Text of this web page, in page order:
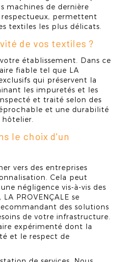
machines de dernière
respectueux, permettent
textiles les plus délicats.
de vos textiles ?
établissement. Dans ce
fiable tel que LA
qui préservent la
les impuretés et les
et traité selon des
et une durabilité
le choix d'un
vers des entreprises
Cela peut
négligence vis-à-vis des
PROVENÇALE se
des solutions
de votre infrastructure.
expérimenté dont la
et le respect de